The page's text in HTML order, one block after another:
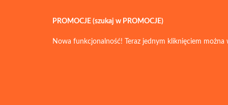
PROMOCJE (szukaj w PROMOCJE)
Nowa funkcjonalność! Teraz jednym kliknięciem